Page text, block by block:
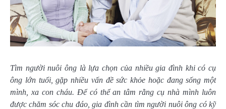
Tìm người nuôi ông là lựa chọn của nhiều gia đình khi có cụ
ông lớn tuổi, gặp nhiều vấn đề sức khỏe hoặc đang sống một
mình, xa con cháu. Để có thể an tâm rằng cụ nhà mình luôn
được chăm sóc chu đáo, gia đình cần tìm người nuôi ông có kỹ